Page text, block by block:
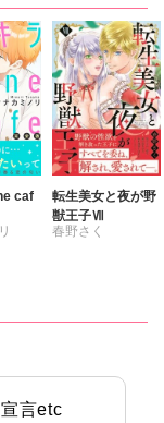
由多いり
caf
転生美女と夜が野
獣王子Ⅶ
春野さく
言etc